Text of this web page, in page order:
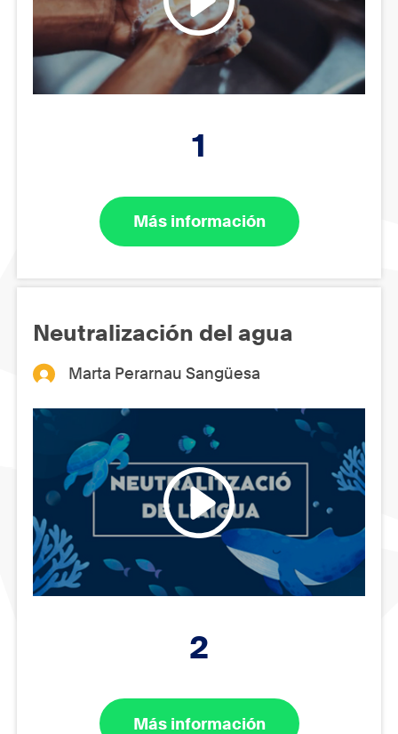
1
Más información
Neutralización del agua
Marta Perarnau Sangüesa
2
Más información